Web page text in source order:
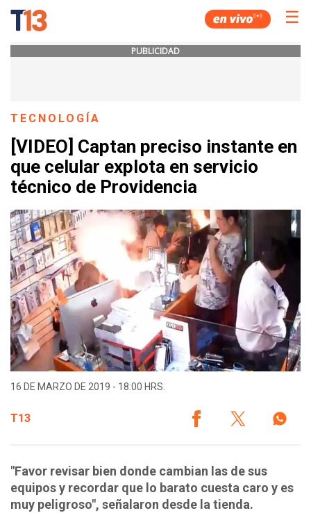
☰
PUBLICIDAD
TECNOLOGÍA
[VIDEO] Captan preciso instante en
que celular explota en servicio
técnico de Providencia
16 DE MARZO DE 2019 - 18:00 HRS.
T13
"Favor revisar bien donde cambian las de sus
equipos y recordar que lo barato cuesta caro y es
muy peligroso", señalaron desde la tienda.